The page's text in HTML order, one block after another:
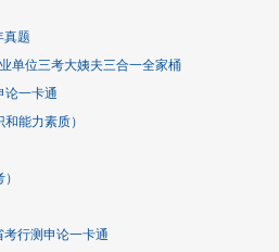
真题
单位三考大姨夫三合一全家桶
论一卡通
能力素质）
考行测申论一卡通